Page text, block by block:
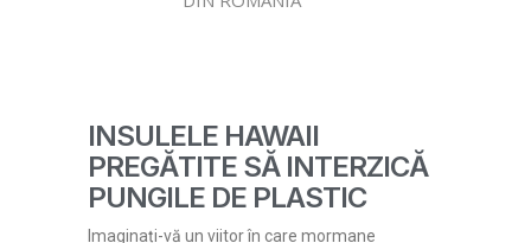
INSULELE HAWAII
PREGĂTITE SĂ INTERZICĂ
PUNGILE DE PLASTIC
Imaginați-vă un viitor în care mormane